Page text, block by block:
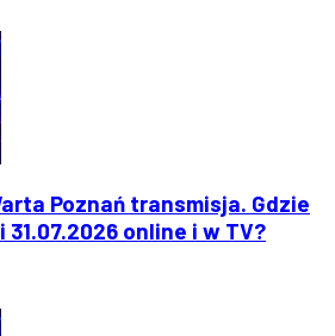
Poznań transmisja. Gdzie
online i w TV?